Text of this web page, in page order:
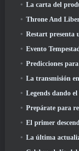
La carta del productor de
Throne And Liberty
Restart presenta un nuevo
Evento
Predicciones
La transmisión en vivo de
Legends dando
Prepárate para rescatar al sabio
El primer
La última actualización de